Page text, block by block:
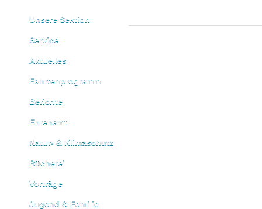
Unsere Sektion
Service
Aktuelles
Fahrtenprogramm
Berichte
Ehrenamt
Natur- & Klimaschutz
Bücherei
Vorträge
Jugend & Familie